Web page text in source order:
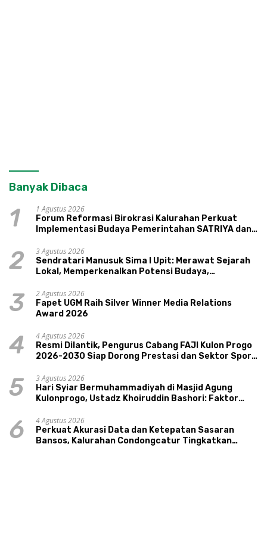
Banyak Dibaca
1
1 Agustus 2026
Forum Reformasi Birokrasi Kalurahan Perkuat
Implementasi Budaya Pemerintahan SATRIYA dan
2
3 Agustus 2026
Sendratari Manusuk Sima I Upit: Merawat Sejarah
Lokal, Memperkenalkan Potensi Budaya,
3
2 Agustus 2026
Fapet UGM Raih Silver Winner Media Relations
Award 2026
4
4 Agustus 2026
Resmi Dilantik, Pengurus Cabang FAJI Kulon Progo
2026-2030 Siap Dorong Prestasi dan Sektor Sport
5
3 Agustus 2026
Hari Syiar Bermuhammadiyah di Masjid Agung
Kulonprogo, Ustadz Khoiruddin Bashori: Faktor
6
4 Agustus 2026
Perkuat Akurasi Data dan Ketepatan Sasaran
Bansos, Kalurahan Condongcatur Tingkatkan